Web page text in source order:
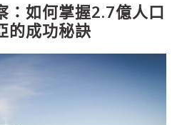
：如何掌握2.7億人口
的成功秘訣